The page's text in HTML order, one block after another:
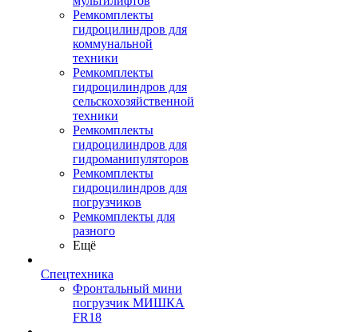
Ремкомплекты
гидроцилиндров для
коммунальной
техники
Ремкомплекты
гидроцилиндров для
сельскохозяйственной
техники
Ремкомплекты
гидроцилиндров для
гидроманипуляторов
Ремкомплекты
гидроцилиндров для
погрузчиков
Ремкомплекты для
разного
Ещё
Спецтехника
Фронтальный мини
погрузчик МИШКА
FR18